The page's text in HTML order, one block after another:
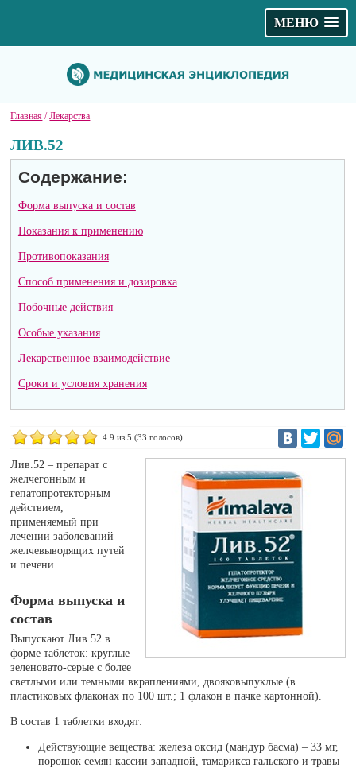
МЕНЮ
Главная /Лекарства
ЛИВ.52
Содержание:
Форма выпуска и состав
Показания к применению
Противопоказания
Способ применения и дозировка
Побочные действия
Особые указания
Лекарственное взаимодействие
Сроки и условия хранения
4.9 из 5 (33 голосов)
Лив.52 – препарат с
желчегонным и
гепатопротекторным
действием,
применяемый при
лечении заболеваний
желчевыводящих путей
и печени.
Форма выпуска и
состав
Выпускают Лив.52 в
форме таблеток: круглые
зеленовато-серые с более
светлыми или темными вкраплениями, двояковыпуклые (в
пластиковых флаконах по 100 шт.; 1 флакон в пачке картонной).
В состав 1 таблетки входят:
Действующие вещества: железа оксид (мандур басма) – 33 мг,
порошок семян кассии западной, тамарикса гальского и травы